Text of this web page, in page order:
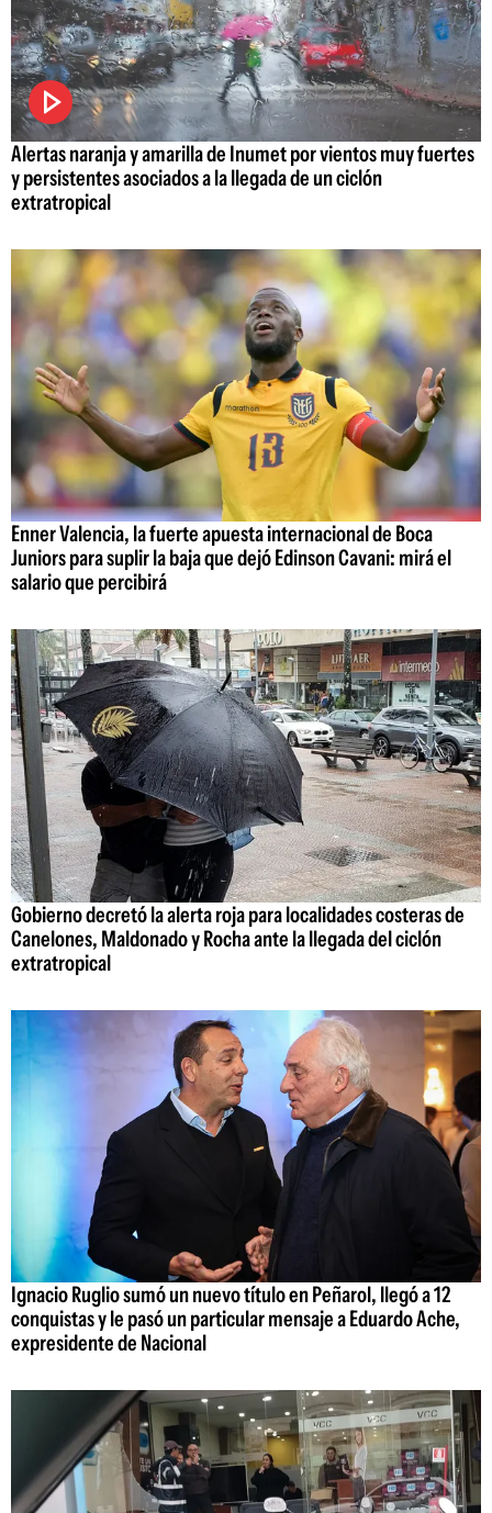
Alertas naranja y amarilla de Inumet por vientos muy fuertes
y persistentes asociados a la llegada de un ciclón
extratropical
Enner Valencia, la fuerte apuesta internacional de Boca
Juniors para suplir la baja que dejó Edinson Cavani: mirá el
salario que percibirá
Gobierno decretó la alerta roja para localidades costeras de
Canelones, Maldonado y Rocha ante la llegada del ciclón
extratropical
Ignacio Ruglio sumó un nuevo título en Peñarol, llegó a 12
conquistas y le pasó un particular mensaje a Eduardo Ache,
expresidente de Nacional